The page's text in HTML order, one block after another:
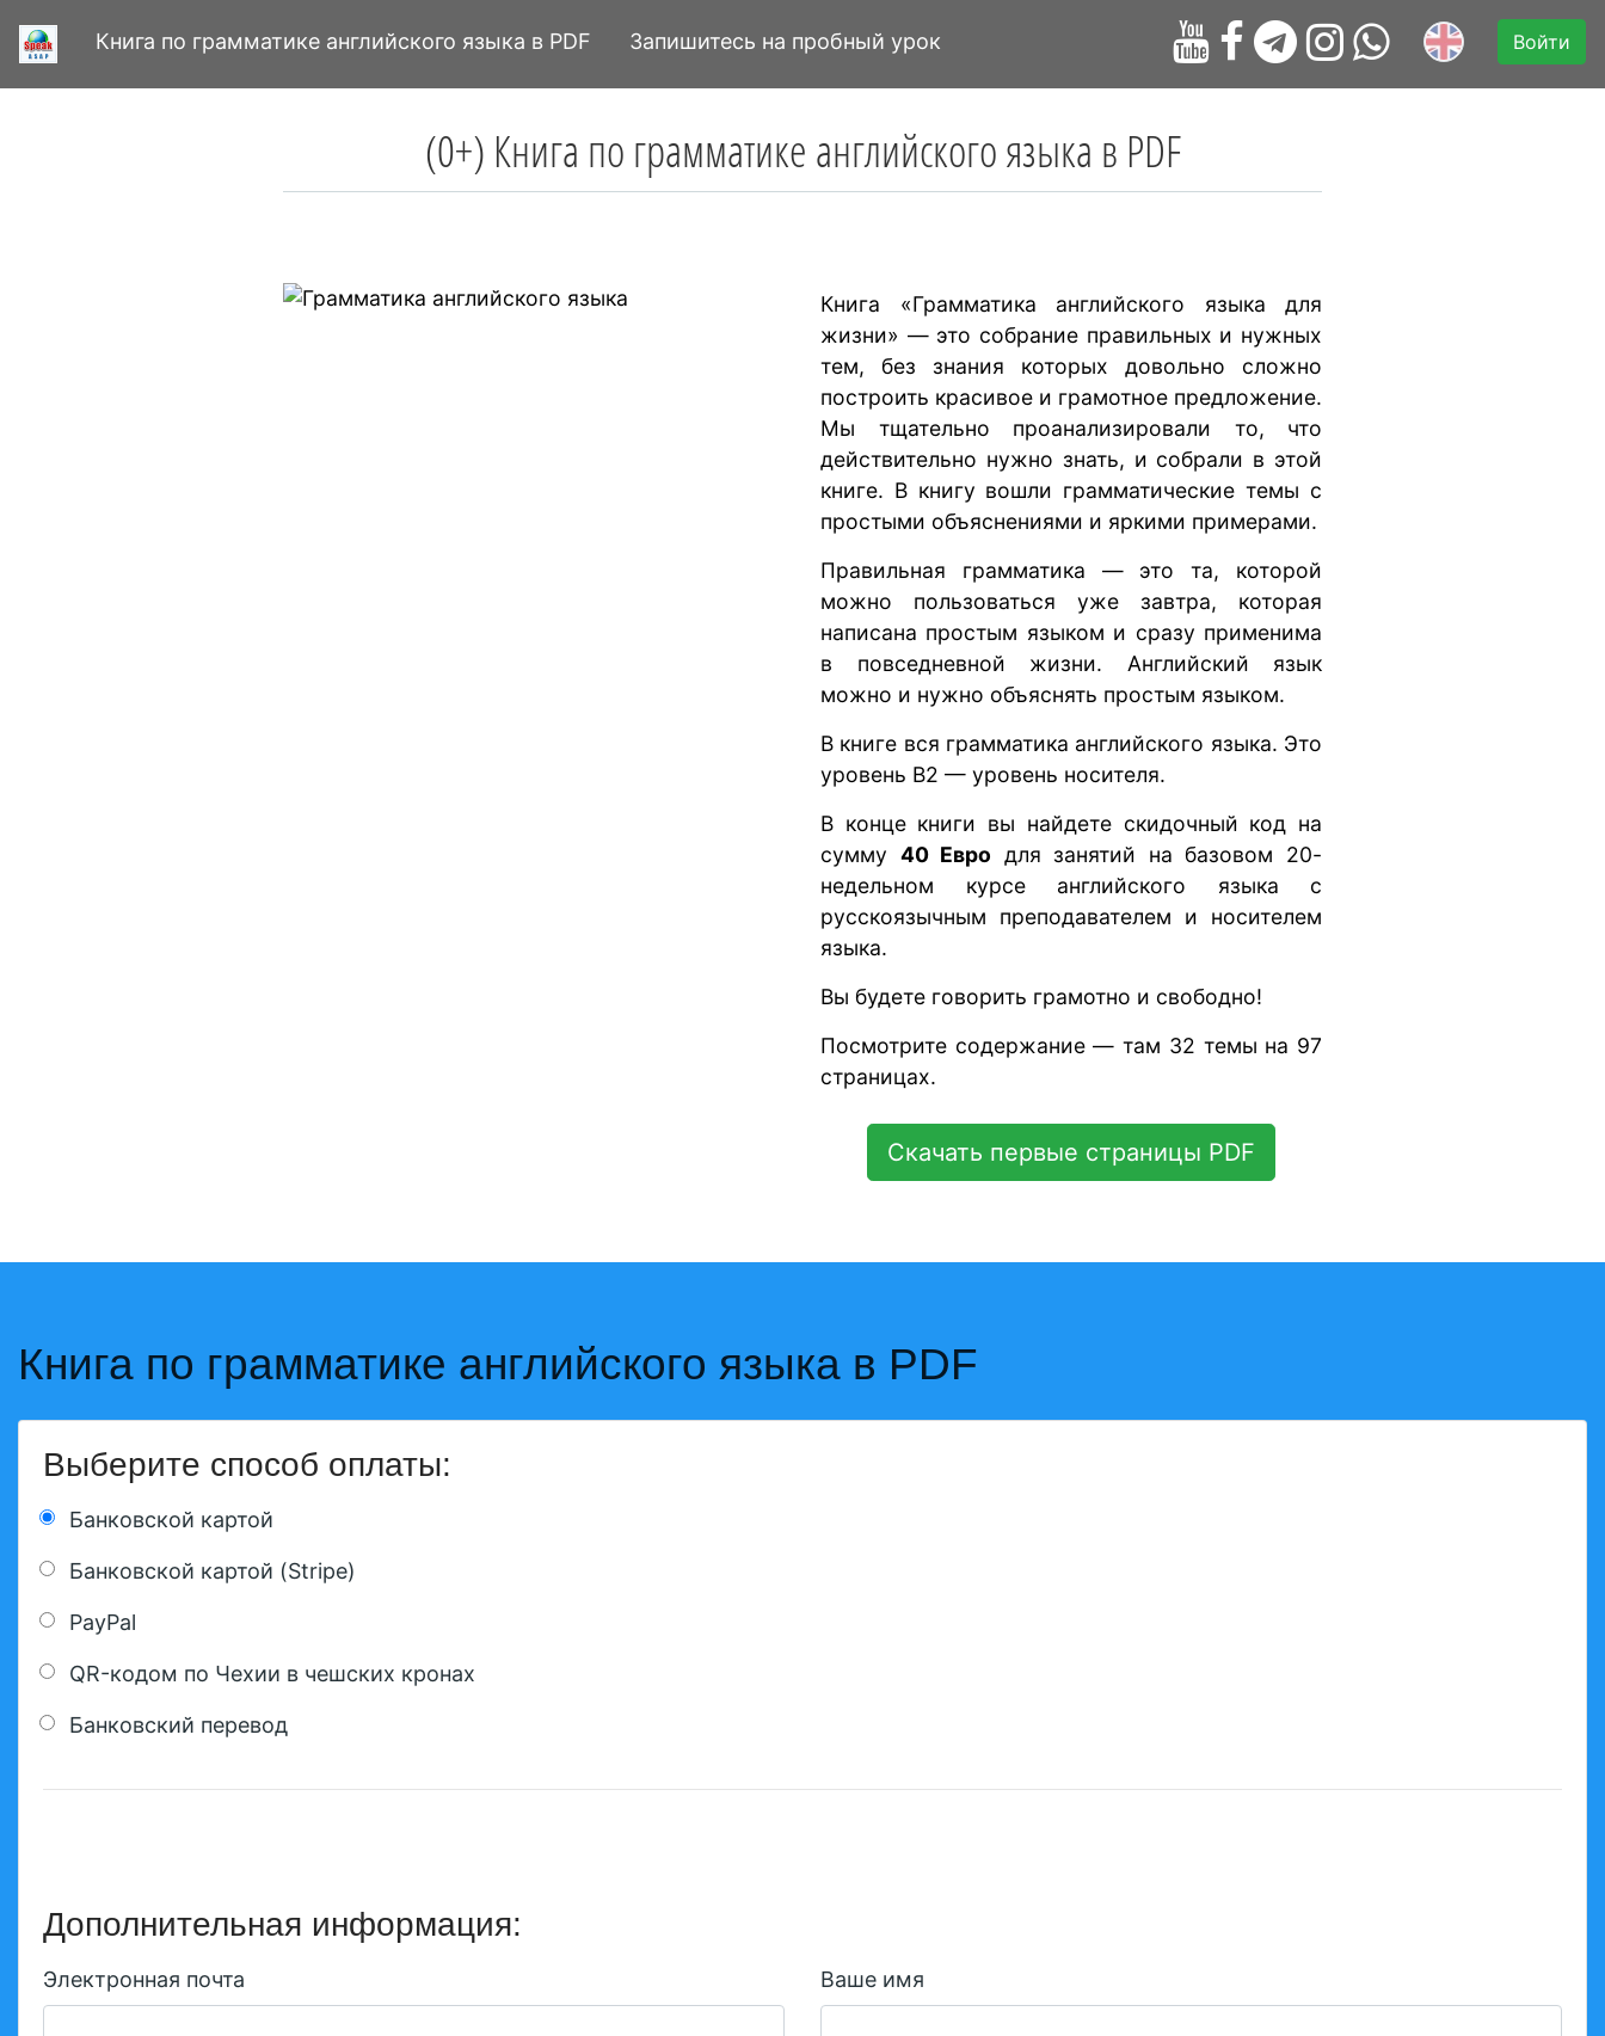
Книга по грамматике английского языка в PDF Запишитесь на пробный урок Войти
(0+) Книга по грамматике английского языка в PDF
Книга «Грамматика английского языка для
жизни» — это собрание правильных и нужных
тем, без знания которых довольно сложно
построить красивое и грамотное предложение.
Мы тщательно проанализировали то, что
действительно нужно знать, и собрали в этой
книге. В книгу вошли грамматические темы с
простыми объяснениями и яркими примерами.
Правильная грамматика — это та, которой
можно пользоваться уже завтра, которая
написана простым языком и сразу применима
в повседневной жизни. Английский язык
можно и нужно объяснять простым языком.
В книге вся грамматика английского языка. Это
уровень В2 — уровень носителя.
В конце книги вы найдете скидочный код на
сумму 40 Евро для занятий на базовом 20-
недельном курсе английского языка с
русскоязычным преподавателем и носителем
языка.
Вы будете говорить грамотно и свободно!
Посмотрите содержание — там 32 темы на 97
страницах.
Скачать первые страницы PDF
Книга по грамматике английского языка в PDF
Выберите способ оплаты:
Банковской картой
Банковской картой (Stripe)
PayPal
QR-кодом по Чехии в чешских кронах
Банковский перевод
Дополнительная информация:
Электронная почта Ваше имя